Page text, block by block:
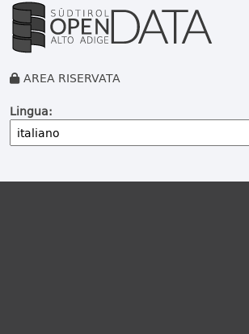
AREA RISERVATA
Lingua